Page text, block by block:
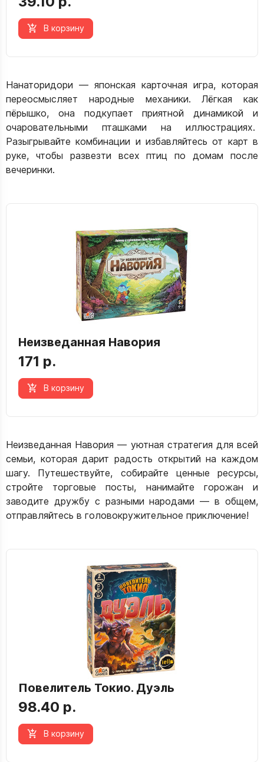
В корзину
Нанаторидори — японская карточная игра, которая
переосмысляет народные механики. Лёгкая как
пёрышко, она подкупает приятной динамикой и
очаровательными пташками на иллюстрациях.
Разыгрывайте комбинации и избавляйтесь от карт в
руке, чтобы развезти всех птиц по домам после
вечеринки.
Неизведанная Навория
171 р.
В корзину
Неизведанная Навория — уютная стратегия для всей
семьи, которая дарит радость открытий на каждом
шагу. Путешествуйте, собирайте ценные ресурсы,
стройте торговые посты, нанимайте горожан и
заводите дружбу с разными народами — в общем,
отправляйтесь в головокружительное приключение!
Повелитель Токио. Дуэль
98.40 р.
В корзину